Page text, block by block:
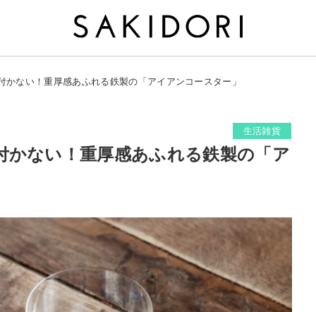
かない！重厚感あふれる鉄製の「アイアンコースター」
生活雑貨
かない！重厚感あふれる鉄製の「ア